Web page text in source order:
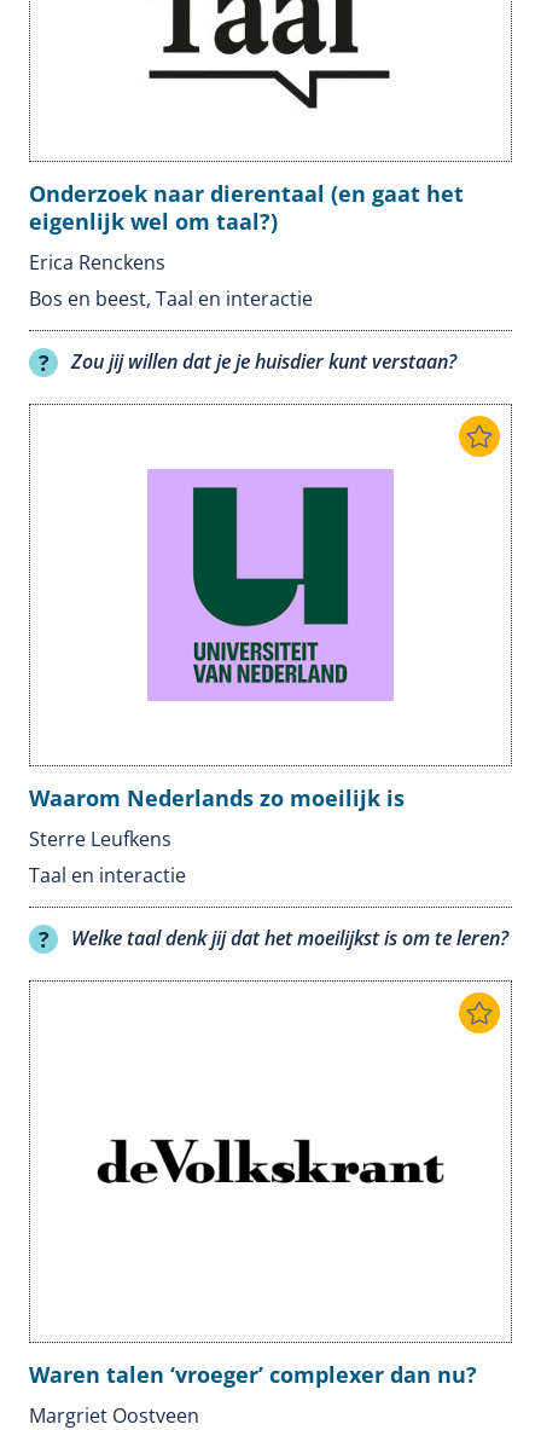
Onderzoek naar dierentaal (en gaat het
eigenlijk wel om taal?)
Erica Renckens
Bos en beest, Taal en interactie
Zou jij willen dat je je huisdier kunt verstaan?
Waarom Nederlands zo moeilijk is
Sterre Leufkens
Taal en interactie
Welke taal denk jij dat het moeilijkst is om te leren?
Waren talen ‘vroeger’ complexer dan nu?
Margriet Oostveen